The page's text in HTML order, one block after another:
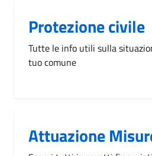
Protezione civile
Tutte le info utili sulla
tuo comune
Attuazione